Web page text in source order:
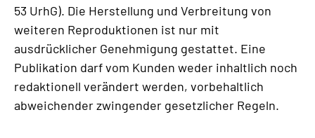
53 UrhG). Die Herstellung und Verbreitung von
weiteren Reproduktionen ist nur mit
ausdrücklicher Genehmigung gestattet. Eine
Publikation darf vom Kunden weder inhaltlich noch
redaktionell verändert werden, vorbehaltlich
abweichender zwingender gesetzlicher Regeln.